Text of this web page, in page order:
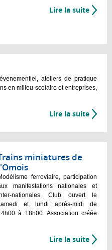
Lire la suite
ateliers de pratique
en milieu scolaire et entreprises,
Lire la suite
miniatures de
ferroviaire, participation
manifestations nationales et
nationales. Club ouvert le
et lundi après-midi de
à 18h00. Association créée
Lire la suite